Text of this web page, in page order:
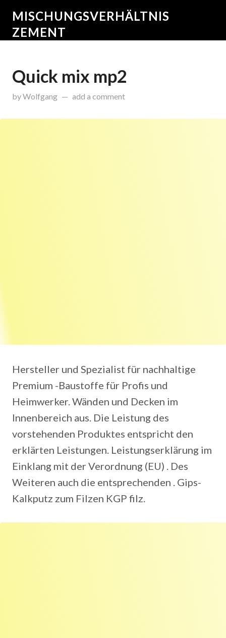
MISCHUNGSVERHÄLTNIS
ZEMENT
Quick mix mp2
byWolfgang onNovember 5, 2015
add a comment
Hersteller und Spezialist für nachhaltige
Premium -Baustoffe für Profis und
Heimwerker. Wänden und Decken im
Innenbereich aus. Die Leistung des
vorstehenden Produktes entspricht den
erklärten Leistungen. Leistungserklärung im
Einklang mit der Verordnung (EU) . Des
Weiteren auch die entsprechenden . Gips-
Kalkputz zum Filzen KGP filz.